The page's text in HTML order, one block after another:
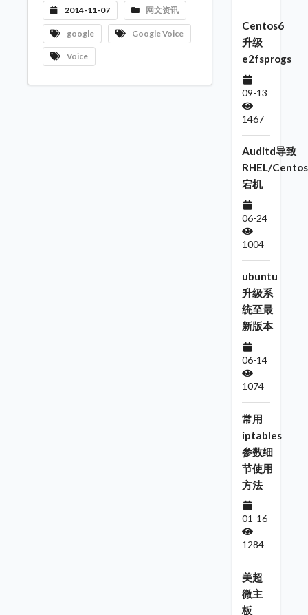
2014-11-07 网文资讯
google Google Voice
Voice
Centos6
升级
e2fsprogs
09-13
1467
Auditd导致
RHEL/Centos
宕机
06-24
1004
ubuntu
升级系
统至最
新版本
06-14
1074
常用
iptables
参数细
节使用
方法
01-16
1284
美超
微主
板